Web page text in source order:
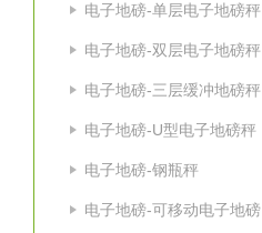
电子地磅-单层电子地磅秤
电子地磅-双层电子地磅秤
电子地磅-三层缓冲地磅秤
电子地磅-U型电子地磅秤
电子地磅-钢瓶秤
电子地磅-可移动电子地磅